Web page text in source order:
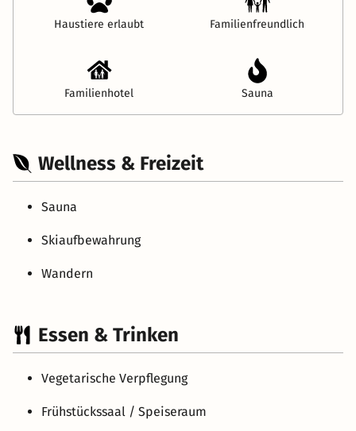
Haustiere erlaubt Familienfreundlich
Familienhotel Sauna
Wellness & Freizeit
Sauna
Skiaufbewahrung
Wandern
Essen & Trinken
Vegetarische Verpflegung
Frühstückssaal / Speiseraum